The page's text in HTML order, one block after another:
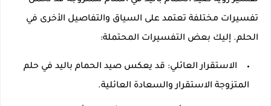
تفسيرات مختلفة تعتمد على السياق والتفاصيل الأخرى في
الحلم. إليك بعض التفسيرات المحتملة:
الاستقرار العائلي: قد يعكس صيد الحمام باليد في حلم
المتزوجة الاستقرار والسعادة العائلية.